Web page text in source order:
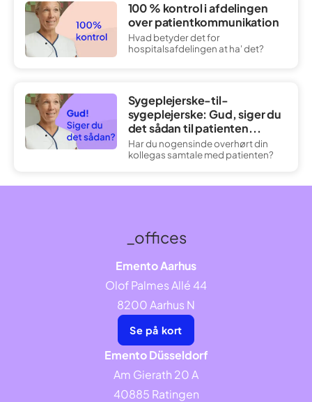
100 % kontrol i afdelingen
over patientkommunikation
Hvad betyder det for
hospitalsafdelingen at ha' det?
Sygeplejerske-til-
sygeplejerske: Gud, siger du
det sådan til patienten...
Har du nogensinde overhørt din
kollegas samtale med patienten?
_offices
Emento Aarhus
Olof Palmes Allé 44
8200 Aarhus N
Se på kort
Emento Düsseldorf
Am Gierath 20 A
40885 Ratingen